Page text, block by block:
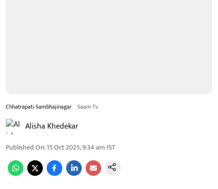
Chhatrapati Sambhajinagar Saam Tv
Alisha Khedekar
Published On:15 Oct 2025, 9:34 am IST